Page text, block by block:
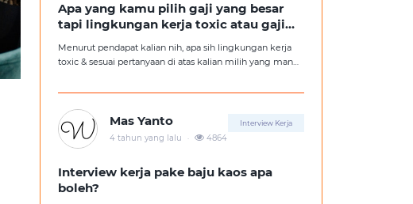
Apa yang kamu pilih gaji yang besar
tapi lingkungan kerja toxic atau gaji
nyaman
Menurut pendapat kalian nih, apa sih lingkungan kerja
toxic & sesuai pertanyaan di atas kalian milih yang mana
Mas Yanto Interview Kerja
4 tahun yang lalu . 4864
Interview kerja pake baju kaos apa
boleh?